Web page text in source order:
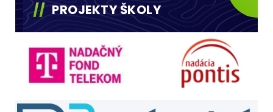
PROJEKTY ŠKOLY